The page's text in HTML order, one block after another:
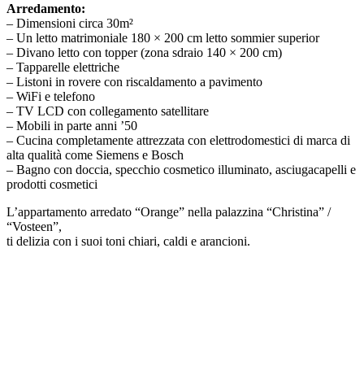
Arredamento:
– Dimensioni circa 30m²
– Un letto matrimoniale 180 × 200 cm letto sommier superior
– Divano letto con topper (zona sdraio 140 × 200 cm)
– Tapparelle elettriche
– Listoni in rovere con riscaldamento a pavimento
– WiFi e telefono
– TV LCD con collegamento satellitare
– Mobili in parte anni ’50
– Cucina completamente attrezzata con elettrodomestici di marca di
alta qualità come Siemens e Bosch
– Bagno con doccia, specchio cosmetico illuminato, asciugacapelli e
prodotti cosmetici
L’appartamento arredato “Orange” nella palazzina “Christina” /
“Vosteen”,
ti delizia con i suoi toni chiari, caldi e arancioni.